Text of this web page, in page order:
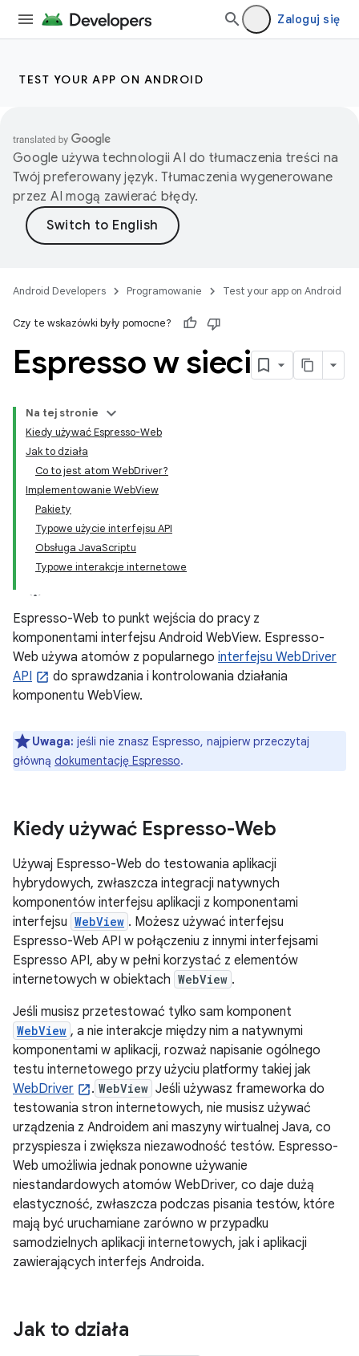
Zaloguj się
TEST YOUR APP ON ANDROID
Google używa technologii AI do tłumaczenia treści na
Twój preferowany język. Tłumaczenia wygenerowane
przez AI mogą zawierać błędy.
Android Developers Programowanie Test your app on Android
Czy te wskazówki były pomocne?
Espresso w sieci
Na tej stronie
Kiedy używać Espresso-Web
Jak to działa
Co to jest atom WebDriver?
Implementowanie WebView
Pakiety
Typowe użycie interfejsu API
Obsługa JavaScriptu
Typowe interakcje internetowe
Espresso-Web to punkt wejścia do pracy z
komponentami interfejsu Android WebView. Espresso-
Web używa atomów z popularnego interfejsu WebDriver
API
do sprawdzania i kontrolowania działania
komponentu WebView.
Uwaga: jeśli nie znasz Espresso, najpierw przeczytaj
główną dokumentację Espresso.
Kiedy używać Espresso-Web
Używaj Espresso-Web do testowania aplikacji
hybrydowych, zwłaszcza integracji natywnych
komponentów interfejsu aplikacji z komponentami
interfejsu WebView . Możesz używać interfejsu
Espresso-Web API w połączeniu z innymi interfejsami
Espresso API, aby w pełni korzystać z elementów
internetowych w obiektach WebView .
Jeśli musisz przetestować tylko sam komponent
WebView , a nie interakcje między nim a natywnymi
komponentami w aplikacji, rozważ napisanie ogólnego
testu internetowego przy użyciu platformy takiej jak
WebDriver
. WebView Jeśli używasz frameworka do
testowania stron internetowych, nie musisz używać
urządzenia z Androidem ani maszyny wirtualnej Java, co
przyspiesza i zwiększa niezawodność testów. Espresso-
Web umożliwia jednak ponowne używanie
niestandardowych atomów WebDriver, co daje dużą
elastyczność, zwłaszcza podczas pisania testów, które
mają być uruchamiane zarówno w przypadku
samodzielnych aplikacji internetowych, jak i aplikacji
zawierających interfejs Androida.
Jak to działa